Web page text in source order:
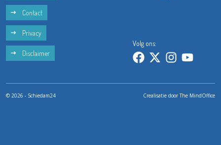
Contact
Privacy
Disclaimer
Volg ons:
© 2026 - Schiedam24 Crealisatie doorThe MindOffice